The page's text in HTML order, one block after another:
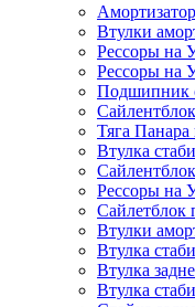
Втулки
Рессоры на
Рессоры на
Подшипник
Тяга
Втулка
Рессоры на
Сайлетблок
Втулки
Втулка
Втулка
Втулка